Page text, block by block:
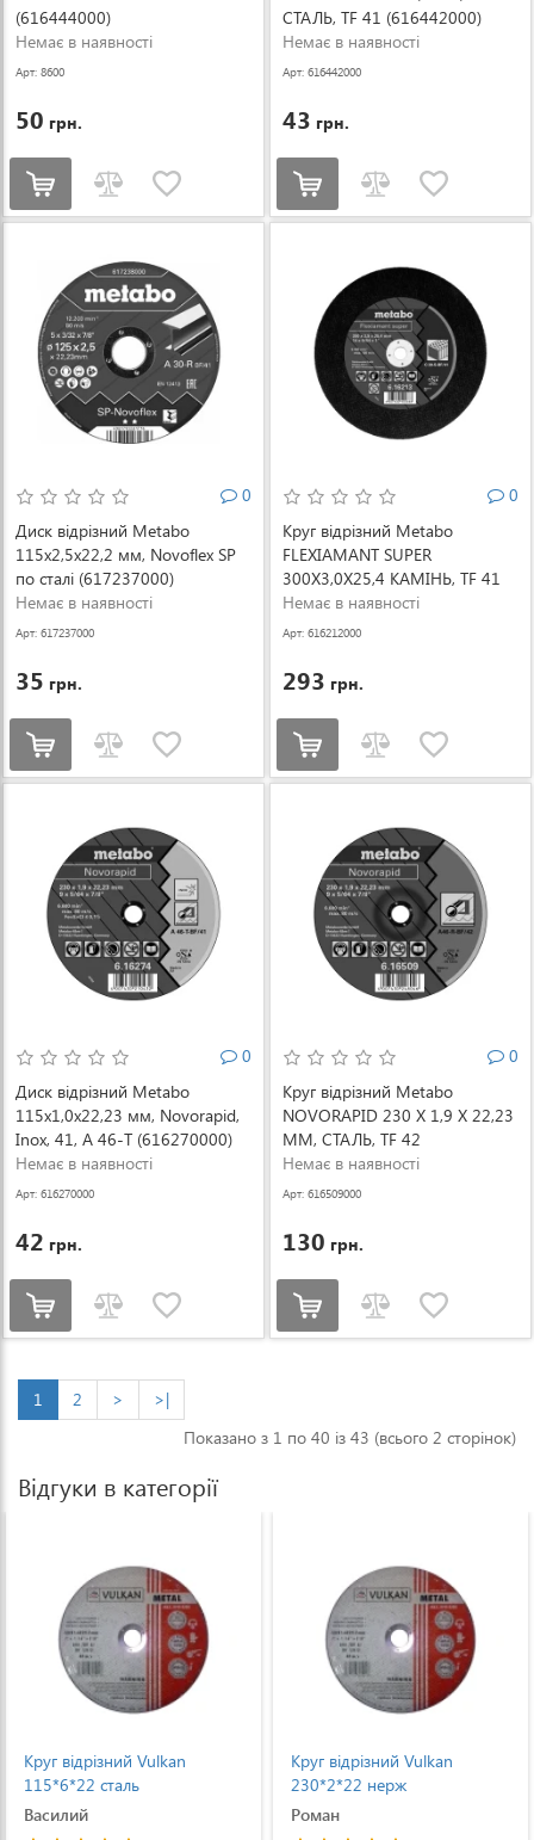
(616444000)
Немає в наявності
Арт: 8600
50 грн.
СТАЛЬ, TF 41 (616442000)
Немає в наявності
Арт: 616442000
43 грн.
0
Диск відрізний Metabo
115x2,5х22,2 мм, Novoflex SP
по сталі (617237000)
Немає в наявності
Арт: 617237000
35 грн.
0
Круг відрізний Metabo
FLEXIAMANT SUPER
300X3,0X25,4 КАМІНЬ, TF 41
(616212000)
Немає в наявності
Арт: 616212000
293 грн.
0
Диск відрізний Metabo
115x1,0x22,23 мм, Novorapid,
Inox, 41, A 46-T (616270000)
Немає в наявності
Арт: 616270000
42 грн.
0
Круг відрізний Metabo
NOVORAPID 230 X 1,9 X 22,23
ММ, СТАЛЬ, TF 42
(616509000)
Немає в наявності
Арт: 616509000
130 грн.
1 2 >
>|
Показано з 1 по 40 із 43 (всього 2 сторінок)
Відгуки в категорії
Круг відрізний Vulkan
115*6*22 сталь
Василий
Круг відрізний Vulkan
230*2*22 нерж
Роман